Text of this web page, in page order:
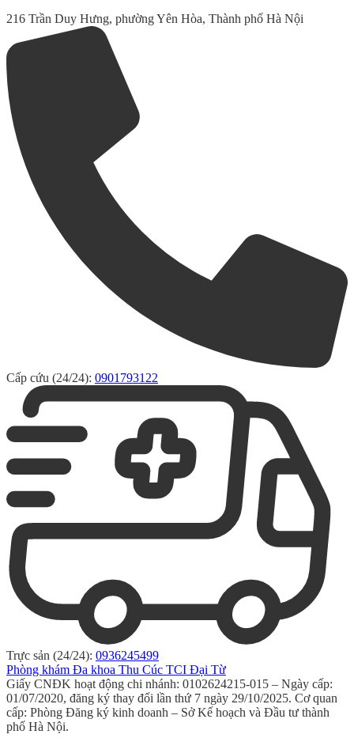
216 Trần Duy Hưng, phường Yên Hòa, Thành phố Hà Nội
Cấp cứu (24/24): 0901793122
Trực sản (24/24): 0936245499
Phòng khám Đa khoa Thu Cúc TCI Đại Từ
Giấy CNĐK hoạt động chi nhánh: 0102624215-015 – Ngày cấp:
01/07/2020, đăng ký thay đổi lần thứ 7 ngày 29/10/2025. Cơ quan
cấp: Phòng Đăng ký kinh doanh – Sở Kế hoạch và Đầu tư thành
phố Hà Nội.